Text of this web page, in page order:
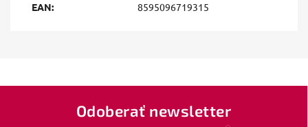
EAN: 8595096719315
Odoberať newsletter